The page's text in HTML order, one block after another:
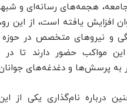
هجمه‌های رسانه‌ای و
افزایش یافته است، از این
و نیروهای متخصص در
این مواکب حضور دارند تا
به پرسش‌ها و دغدغه‌های
درباره نام‌گذاری یکی از